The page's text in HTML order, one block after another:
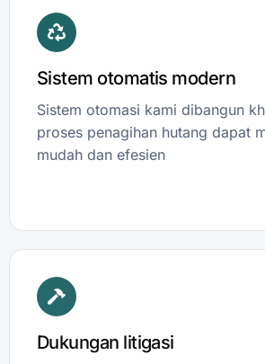
Sistem otomatis modern
Sistem otomasi kami dibangun
proses penagihan hutang dapat
mudah dan efesien
Dukungan litigasi